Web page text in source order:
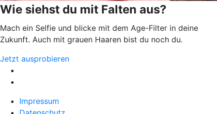
Wie siehst du mit Falten aus?
Mach ein Selfie und blicke mit dem Age-Filter in deine
Zukunft. Auch mit grauen Haaren bist du noch du.
Jetzt ausprobieren
Impressum